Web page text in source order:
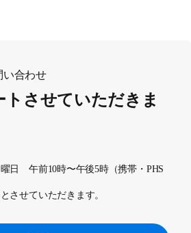
い合わせ
トさせていただきま
日 午前10時〜午後5時（携帯・PHS
させていただきます。